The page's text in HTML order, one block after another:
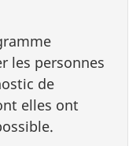
les personnes
de
elles ont